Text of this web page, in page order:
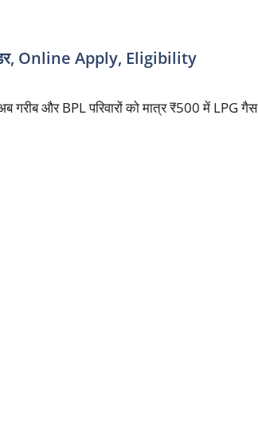
Online Apply, Eligibility
गरीब और BPL परिवारों को मात्र ₹500 में LPG गैस